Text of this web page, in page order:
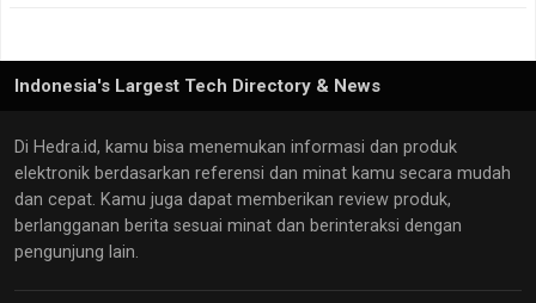
Indonesia's Largest Tech Directory & News
Di Hedra.id, kamu bisa menemukan informasi dan produk
elektronik berdasarkan referensi dan minat kamu secara mudah
dan cepat. Kamu juga dapat memberikan review produk,
berlangganan berita sesuai minat dan berinteraksi dengan
pengunjung lain.